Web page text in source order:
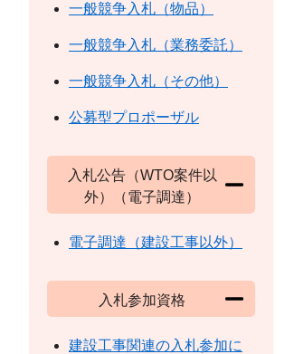
一般競争入札（物品）
一般競争入札（業務委託）
一般競争入札（その他）
公募型プロポーザル
入札公告（WTO案件以
外）（電子調達）
電子調達（建設工事以外）
入札参加資格
建設工事関連の入札参加に